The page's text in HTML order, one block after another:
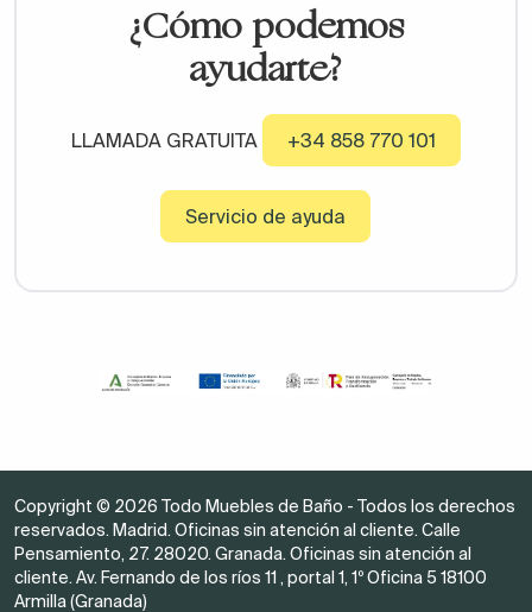
¿Cómo podemos
ayudarte?
LLAMADA GRATUITA +34 858 770 101
Servicio de ayuda
Copyright © 2026 Todo Muebles de Baño - Todos los derechos
reservados. Madrid. Oficinas sin atención al cliente. Calle
Pensamiento, 27. 28020. Granada. Oficinas sin atención al
cliente. Av. Fernando de los ríos 11 , portal 1, 1º Oficina 5 18100
Armilla (Granada)